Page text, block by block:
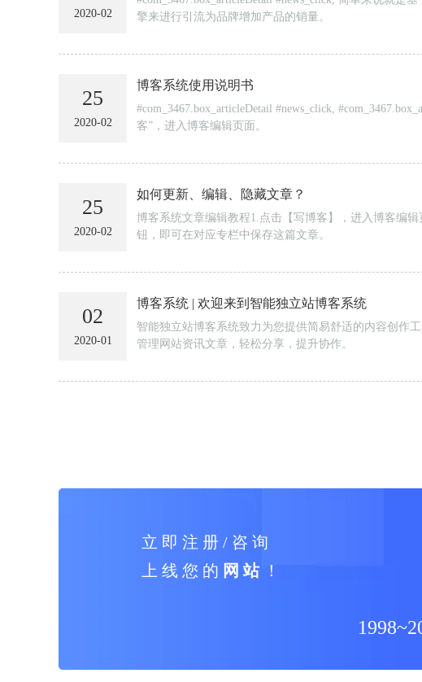
2020-02
擎来进行引流为品牌增加产品的销量。
25
2020-02
博客系统使用说明书
#com_3467.box_articleDetail #news_click,
客”，进入博客编辑页面。
25
2020-02
如何更新、编辑、隐藏文章？
博客系统文章编辑教程1.点击【写博客】，进入博客编
钮，即可在对应专栏中保存这篇文章。
02
2020-01
博客系统 | 欢迎来到智能独立站博客系统
智能独立站博客系统致力为您提供简易舒适的内容创作
管理网站资讯文章，轻松分享，提升协作。
立 即 注 册 / 咨 询
上 线 您 的 网 站！